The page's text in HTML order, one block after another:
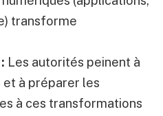
transforme
Les autorités peinent à
et à préparer les
à ces transformations